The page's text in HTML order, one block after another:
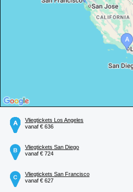
Vliegtickets Los Angeles
vanaf € 636
Vliegtickets San Diego
vanaf € 724
Vliegtickets San Francisco
vanaf € 627